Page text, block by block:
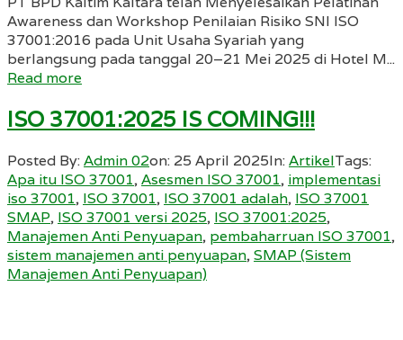
Awareness dan Workshop Penilaian Risiko SNI ISO
37001:2016 pada Unit Usaha Syariah yang
berlangsung pada tanggal 20–21 Mei 2025 di Hotel M...
Read more
ISO 37001:2025 IS COMING!!!
Posted By:Admin 02on: 25 April 2025In:ArtikelTags:
Apa itu ISO 37001,Asesmen ISO 37001, implementasi
iso 37001, ISO 37001, ISO 37001 adalah, ISO 37001
SMAP, ISO 37001 versi 2025, ISO 37001:2025,
Manajemen Anti Penyuapan, pembaharruan ISO 37001,
sistem manajemen anti penyuapan,SMAP (Sistem
Manajemen Anti Penyuapan)